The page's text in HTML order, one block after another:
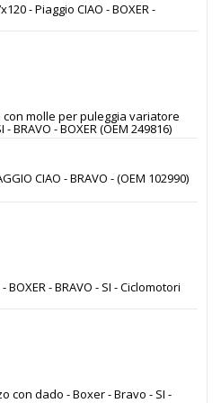
- Piaggio CIAO - BOXER -
molle per puleggia variatore
BRAVO - BOXER (OEM 249816)
CIAO - BRAVO - (OEM 102990)
- BRAVO - SI - Ciclomotori
con dado - Boxer - Bravo - SI -